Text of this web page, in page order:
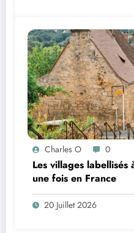
Charles O 0
Les villages labellisés
une fois en France
20 Juillet 2026